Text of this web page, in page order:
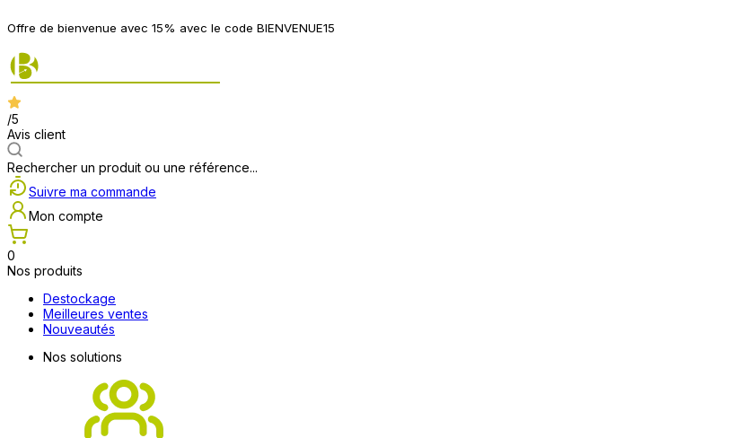
Offre de bienvenue avec 15% avec le code BIENVENUE15
/5
Avis client
Rechercher un produit ou une référence...
Suivre ma commande
Mon compte
0
Nos produits
Destockage
Meilleures ventes
Nouveautés
Nos solutions